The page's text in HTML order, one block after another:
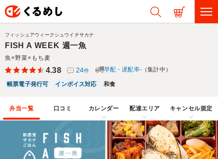
FISH A WEEK 週一魚
魚×野菜×もち麦
フィッシュアウィークシュウイチサカナ
4.38 24件 早配・遅配率-（集計中）
帳票電子発行可 インボイス対応 和食
弁当一覧 口コミ カレンダー 配達エリア キャンセル規定